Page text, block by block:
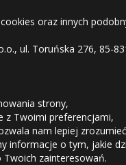
oraz innych
ul. Toruńska 276, 85-
strony,
z Twoimi preferencjami,
nam lepiej
informacje o tym, jakie
zainteresowań.
Odstąpienie